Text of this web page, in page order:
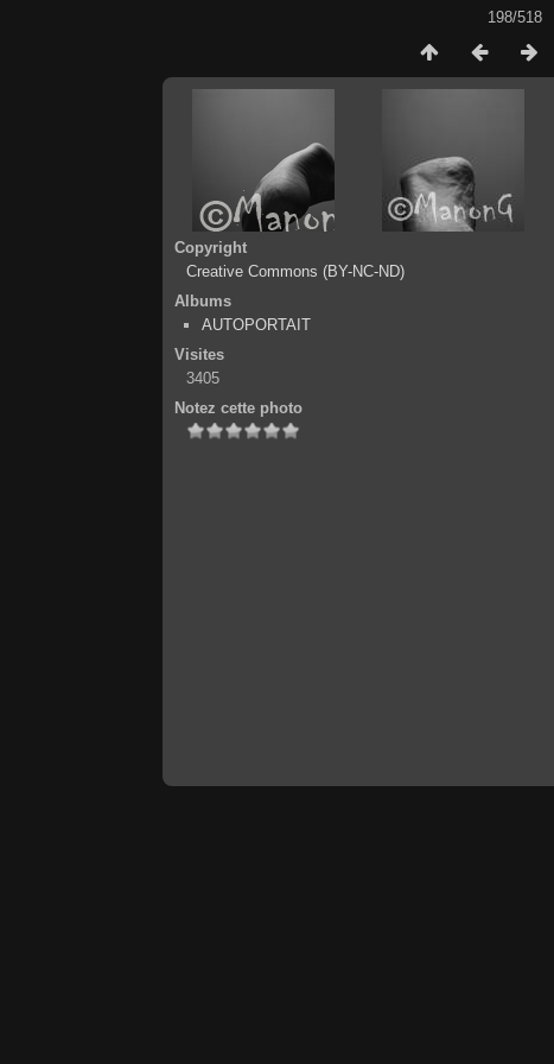
198/518
Copyright
Creative Commons (BY-NC-ND)
Albums
AUTOPORTAIT
Visites
3405
Notez cette photo